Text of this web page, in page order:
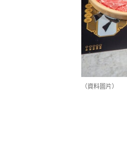
（資料圖片）